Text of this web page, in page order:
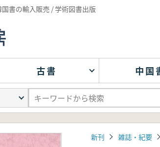
書の輸入販売 / 学術図書出版
古書 中国
新刊 雑誌・紀要